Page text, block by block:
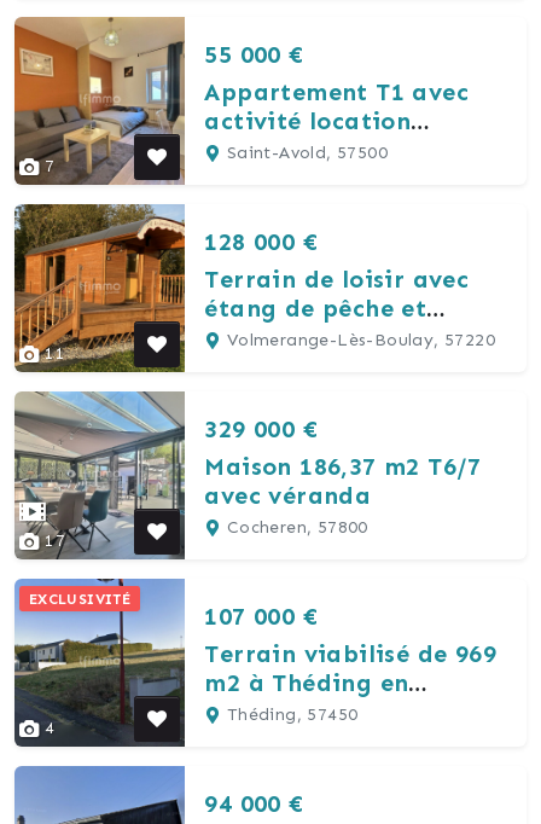
7
55 000 €
Appartement T1 avec
activité location
saisonnière
Saint-Avold, 57500
11
128 000 €
Terrain de loisir avec
étang de pêche et
roulotte
Volmerange-Lès-Boulay, 57220
17
329 000 €
Maison 186,37 m2 T6/7
avec véranda
Cocheren, 57800
4
EXCLUSIVITÉ
107 000 €
Terrain viabilisé de 969
m2 à Théding en
impasse
Théding, 57450
94 000 €